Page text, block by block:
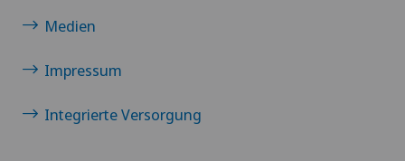
Medien
Impressum
Integrierte Versorgung